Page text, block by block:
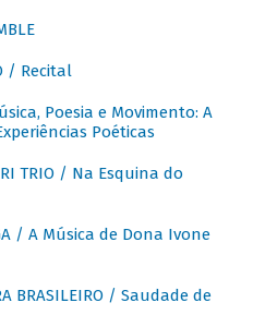
/ Recital
Poesia e Movimento: A
Poéticas
TRIO / Na Esquina do
/ A Música de Dona Ivone
BRASILEIRO / Saudade de